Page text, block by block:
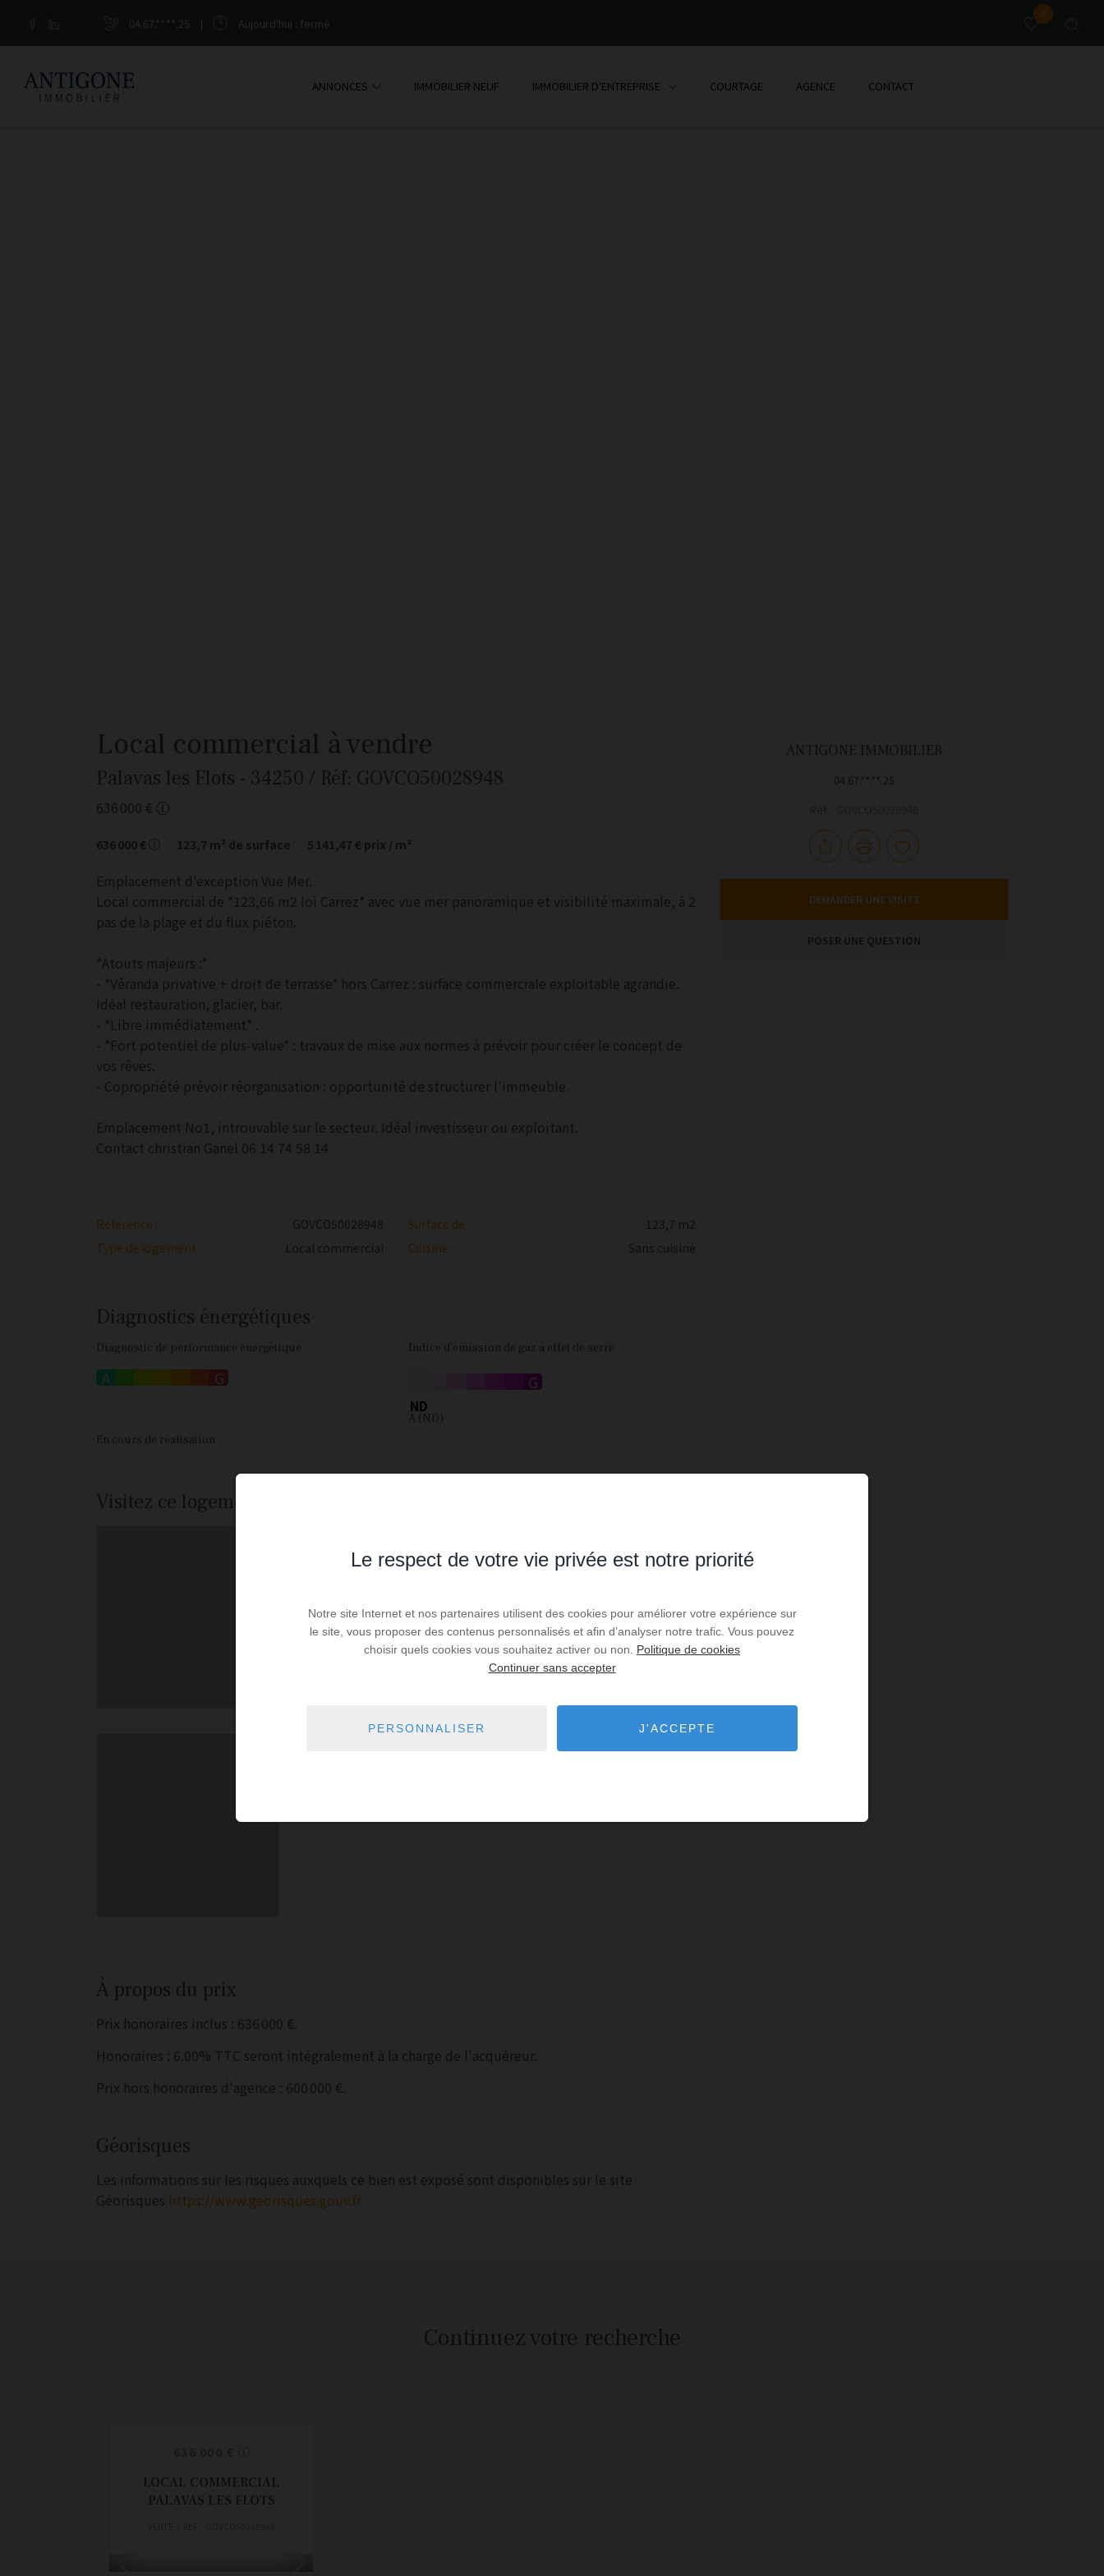
04.67.**.**.25 | Aujourd'hui : fermé
0
ANNONCES IMMOBILIER NEUF IMMOBILIER D'ENTREPRISE COURTAGE AGENCE CONTACT
Local commercial à vendre
Palavas les Flots - 34250 / Réf: GOVCO50028948
636 000 €
636 000 € 123,7 m² de surface 5 141,47 € prix / m²
Emplacement d'exception Vue Mer.
Local commercial de *123,66 m2 loi Carrez* avec vue mer panoramique et visibilité maximale, à 2
pas de la plage et du flux piéton.
*Atouts majeurs :*
- *Véranda privative + droit de terrasse* hors Carrez : surface commerciale exploitable agrandie.
Idéal restauration, glacier, bar.
- *Libre immédiatement* .
- *Fort potentiel de plus-value* : travaux de mise aux normes à prévoir pour créer le concept de
vos rêves.
- Copropriété prévoir réorganisation : opportunité de structurer l'immeuble.
Emplacement No1, introuvable sur le secteur. Idéal investisseur ou exploitant.
Contact christian Ganel 06 14 74 58 14
Référence :
GOVCO50028948
Type de logement :
Local commercial
Surface de :
123,7 m2
Cuisine :
Sans cuisine
Diagnostics énergétiques
Diagnostic de performance énergétique
A G
Indice d'émission de gaz à effet de serre
ND
G
A (ND)
En cours de réalisation
Visitez ce logement
À propos du prix
Prix honoraires inclus : 636 000 €.
Honoraires : 6.00% TTC seront intégralement à la charge de l'acquéreur.
Prix hors honoraires d'agence : 600 000 €.
Géorisques
Les informations sur les risques auxquels ce bien est exposé sont disponibles sur le site
Géorisques https://www.georisques.gouv.fr
ANTIGONE IMMOBILIER
04.67.**.**.25
DEMANDER UNE VISITE
POSER UNE QUESTION
Continuez votre recherche
LOCAL COMMERCIAL
PALAVAS LES FLOTS
Le respect de votre vie privée est notre priorité
Notre site Internet et nos partenaires utilisent des cookies pour améliorer votre expérience sur
le site, vous proposer des contenus personnalisés et afin d’analyser notre trafic. Vous pouvez
choisir quels cookies vous souhaitez activer ou non. Politique de cookies
Continuer sans accepter
PERSONNALISER J'ACCEPTE